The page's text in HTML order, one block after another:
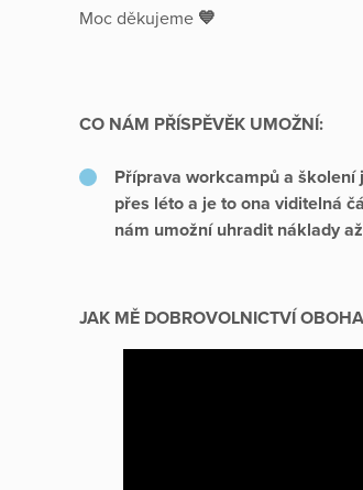
Moc děkujeme 💙
CO NÁM PŘÍSPĚVĚK UMOŽNÍ:
Příprava workcampů a školení
přes léto a je to ona viditelná
nám umožní uhradit náklady
JAK MĚ DOBROVOLNICTVÍ